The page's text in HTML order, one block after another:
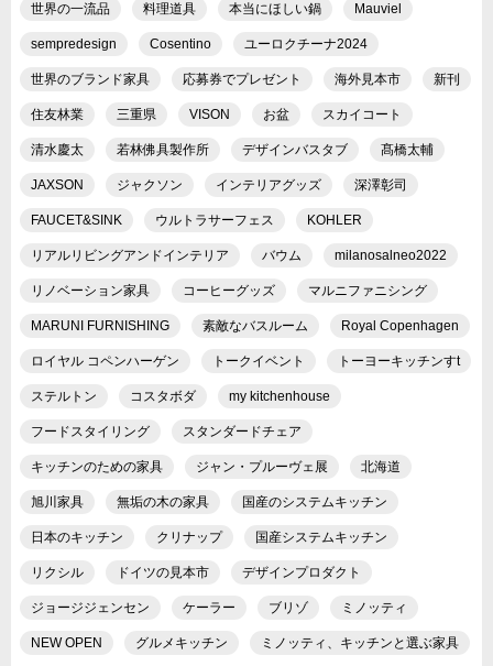
世界の一流品 料理道具 本当にほしい鍋 Mauviel
sempredesign Cosentino ユーロクチーナ2024
世界のブランド家具 応募券でプレゼント 海外見本市 新刊
住友林業 三重県 VISON お盆 スカイコート
清水慶太 若林佛具製作所 デザインバスタブ 髙橋太輔
JAXSON ジャクソン インテリアグッズ 深澤彰司
FAUCET&SINK ウルトラサーフェス KOHLER
リアルリビングアンドインテリア バウム milanosalneo2022
リノベーション家具 コーヒーグッズ マルニファニシング
MARUNI FURNISHING 素敵なバスルーム Royal Copenhagen
ロイヤル コペンハーゲン トークイベント トーヨーキッチンすt
ステルトン コスタボダ my kitchenhouse
フードスタイリング スタンダードチェア
キッチンのための家具 ジャン・プルーヴェ展 北海道
旭川家具 無垢の木の家具 国産のシステムキッチン
日本のキッチン クリナップ 国産システムキッチン
リクシル ドイツの見本市 デザインプロダクト
ジョージジェンセン ケーラー ブリゾ ミノッティ
NEW OPEN グルメキッチン ミノッティ、キッチンと選ぶ家具